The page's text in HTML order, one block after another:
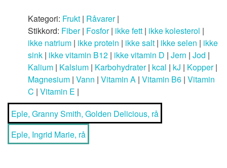
Kategori: Frukt | Råvarer|
Stikkord: Fiber| Fosfor| ikke fett | ikke kolesterol |
ikke natrium | ikke protein | ikke salt | ikke selen | ikke
sink | ikke vitamin B12 | ikke vitamin D | Jern | Jod |
Kalium | Kalsium | Karbohydrater| kcal | kJ | Kopper|
Magnesium | Vann | Vitamin A | Vitamin B6 | Vitamin
C | Vitamin E |
Eple, Granny Smith, Golden Delicious, rå
Eple, Ingrid Marie, rå